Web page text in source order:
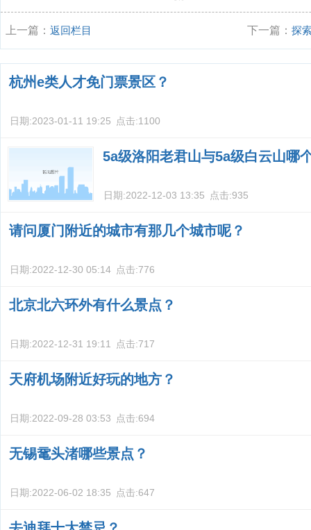
上一篇： 返回栏目 下一篇：探
间,尽享自然
杭州e类人才免门票景区？
日期:2023-01-11 19:25 点击:1100
5a级洛阳老君山与5a级白云山哪
日期:2022-12-03 13:35 点击:935
请问厦门附近的城市有那几个城市呢？
日期:2022-12-30 05:14 点击:776
北京北六环外有什么景点？
日期:2022-12-31 19:11 点击:717
天府机场附近好玩的地方？
日期:2022-09-28 03:53 点击:694
无锡鼋头渚哪些景点？
日期:2022-06-02 18:35 点击:647